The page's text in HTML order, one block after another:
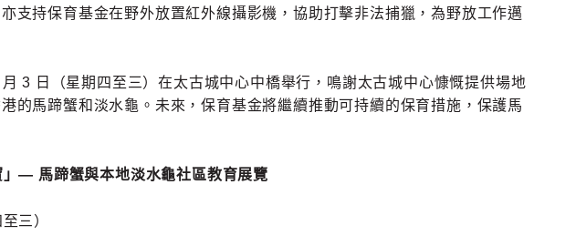
支持保育基金在野外放置紅外線攝影機，協助打擊非法捕獵，為野放工作邁
3 日（星期四至三）在太古城中心中橋舉行，鳴謝太古城中心慷慨提供場地
的馬蹄蟹和淡水龜。未來，保育基金將繼續推動可持續的保育措施，保護馬
— 馬蹄蟹與本地淡水龜社區教育展覽
三）